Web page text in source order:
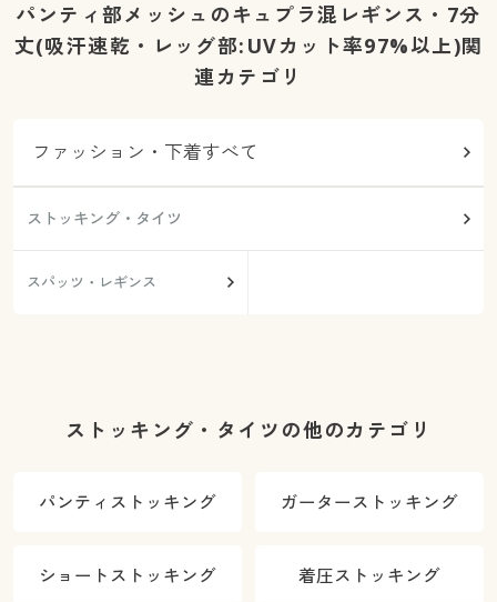
パンティ部メッシュのキュプラ混レギンス・7分
丈(吸汗速乾・レッグ部:UVカット率97%以上)関
連カテゴリ
ファッション・下着すべて
ストッキング・タイツ
スパッツ・レギンス
ストッキング・タイツの他のカテゴリ
パンティストッキング ガーターストッキング
ショートストッキング 着圧ストッキング